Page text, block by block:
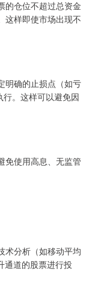
的仓位不超过总资金
这样即使市场出现不
明确的止损点（如亏
。这样可以避免因
免使用高息、无监管
术分析（如移动平均
通道的股票进行投